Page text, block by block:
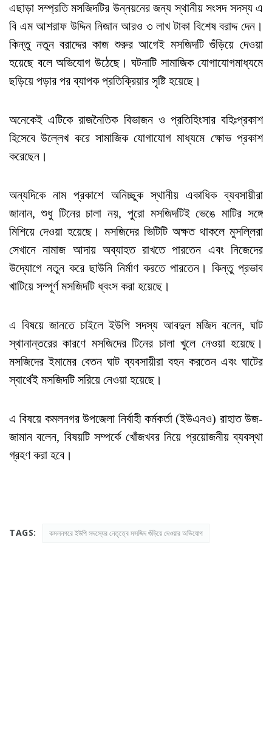
এছাড়া সম্প্রতি মসজিদটির উন্নয়নের জন্য স্থানীয় সংসদ সদস্য এ
বি এম আশরাফ উদ্দিন নিজান আরও ৩ লাখ টাকা বিশেষ বরাদ্দ দেন।
কিন্তু নতুন বরাদ্দের কাজ শুরুর আগেই মসজিদটি গুঁড়িয়ে দেওয়া
হয়েছে বলে অভিযোগ উঠেছে। ঘটনাটি সামাজিক যোগাযোগমাধ্যমে
ছড়িয়ে পড়ার পর ব্যাপক প্রতিক্রিয়ার সৃষ্টি হয়েছে।
অনেকেই এটিকে রাজনৈতিক বিভাজন ও প্রতিহিংসার বহিঃপ্রকাশ
হিসেবে উল্লেখ করে সামাজিক যোগাযোগ মাধ্যমে ক্ষোভ প্রকাশ
করেছেন।
অন্যদিকে নাম প্রকাশে অনিচ্ছুক স্থানীয় একাধিক ব্যবসায়ীরা
জানান, শুধু টিনের চালা নয়, পুরো মসজিদটিই ভেঙে মাটির সঙ্গে
মিশিয়ে দেওয়া হয়েছে। মসজিদের ভিটিটি অক্ষত থাকলে মুসল্লিরা
সেখানে নামাজ আদায় অব্যাহত রাখতে পারতেন এবং নিজেদের
উদ্যোগে নতুন করে ছাউনি নির্মাণ করতে পারতেন। কিন্তু প্রভাব
খাটিয়ে সম্পূর্ণ মসজিদটি ধ্বংস করা হয়েছে।
এ বিষয়ে জানতে চাইলে ইউপি সদস্য আবদুল মজিদ বলেন, ঘাট
স্থানান্তরের কারণে মসজিদের টিনের চালা খুলে নেওয়া হয়েছে।
মসজিদের ইমামের বেতন ঘাট ব্যবসায়ীরা বহন করতেন এবং ঘাটের
স্বার্থেই মসজিদটি সরিয়ে নেওয়া হয়েছে।
এ বিষয়ে কমলনগর উপজেলা নির্বাহী কর্মকর্তা (ইউএনও) রাহাত উজ-
জামান বলেন, বিষয়টি সম্পর্কে খোঁজখবর নিয়ে প্রয়োজনীয় ব্যবস্থা
গ্রহণ করা হবে।
TAGS: কমলনগরে ইউপি সদস্যের নেতৃত্বে মসজিদ গুঁড়িয়ে দেওয়ার অভিযোগ